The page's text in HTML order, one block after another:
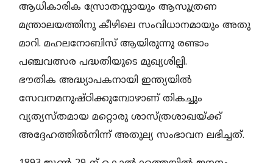
ആധികാരിക സ്രോതസ്സായും ആസൂത്രണ
മന്ത്രാലയത്തിനു കീഴിലെ സംവിധാനമായും അതു
മാറി. മഹലനോബിസ് ആയിരുന്നു രണ്ടാം
പഞ്ചവത്സര പദ്ധതിയുടെ മുഖ്യശില്പി.
ഭൗതിക അദ്ധ്യാപകനായി ഇന്ത്യയില്‍
സേവനമനുഷ്ഠിക്കുമ്പോഴാണ് തികച്ചും
വ്യത്യസ്തമായ മറ്റൊരു ശാസ്ത്രശാഖയ്ക്ക്
അദ്ദേഹത്തില്‍നിന്ന് അതുല്യ സംഭാവന ലഭിച്ചത്.